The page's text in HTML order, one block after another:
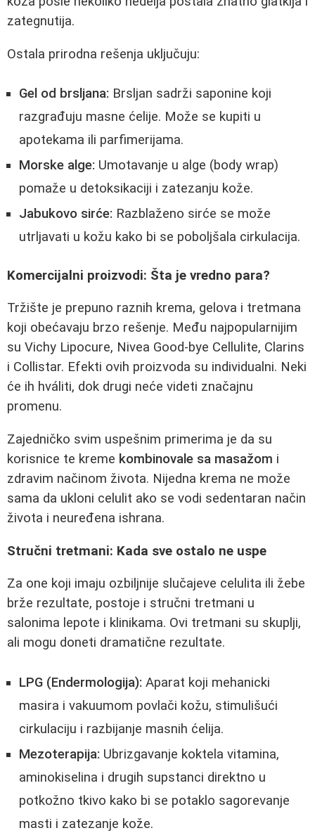
zategnutija.
Ostala prirodna rešenja uključuju:
Gel od brsljana: Brsljan sadrži saponine koji
razgrađuju masne ćelije. Može se kupiti u
apotekama ili parfimerijama.
Morske alge: Umotavanje u alge (body wrap)
pomaže u detoksikaciji i zatezanju kože.
Jabukovo sirće: Razblaženo sirće se može
utrljavati u kožu kako bi se poboljšala cirkulacija.
Komercijalni proizvodi: Šta je vredno para?
Tržište je prepuno raznih krema, gelova i tretmana
koji obećavaju brzo rešenje. Među najpopularnijim
su Vichy Lipocure, Nivea Good-bye Cellulite, Clarins
i Collistar. Efekti ovih proizvoda su individualni. Neki
će ih hváliti, dok drugi neće videti značajnu
promenu.
Zajedničko svim uspešnim primerima je da su
korisnice te kreme kombinovale sa masažom i
zdravim načinom života. Nijedna krema ne može
sama da ukloni celulit ako se vodi sedentaran način
života i neuređena ishrana.
Stručni tretmani: Kada sve ostalo ne uspe
Za one koji imaju ozbiljnije slučajeve celulita ili žebe
brže rezultate, postoje i stručni tretmani u
salonima lepote i klinikama. Ovi tretmani su skuplji,
ali mogu doneti dramatične rezultate.
LPG (Endermologija): Aparat koji mehanicki
masira i vakuumom povlači kožu, stimulišući
cirkulaciju i razbijanje masnih ćelija.
Mezoterapija: Ubrizgavanje koktela vitamina,
aminokiselina i drugih supstanci direktno u
potkožno tkivo kako bi se potaklo sagorevanje
masti i zatezanje kože.